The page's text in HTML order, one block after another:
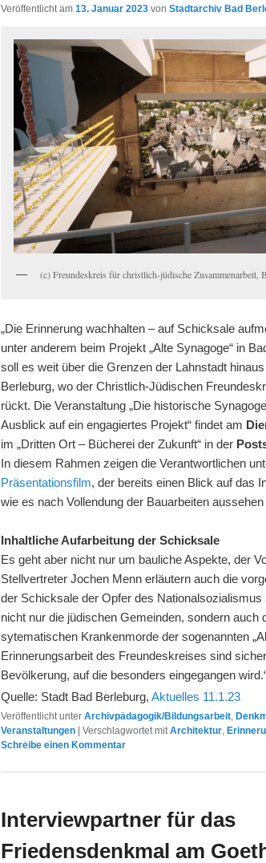
Veröffentlicht am13. Januar 2023 vonStadtarchiv Bad
(c) Freundeskreis für christlich-jüdische Zusammenarbeit,
„Die Erinnerung wachhalten – auf Schicksale
unter anderem beim Projekt „Alte Synagoge“ in
soll es weit über die Grenzen der Lahnstadt
Berleburg, wo der Christlich-Jüdischen
rückt. Die Veranstaltung „Die historische
Ausblick auf ein engagiertes Projekt“ findet am
im „Dritten Ort – Bücherei der Zukunft“ in der
In diesem Rahmen zeigen die Verantwortlichen
Präsentationsfilm, der bereits einen Blick auf das
wie es nach Vollendung der Bauarbeiten aussehen
Inhaltliche Aufarbeitung der Schicksale
Es geht aber nicht nur um bauliche Aspekte, der
Stellvertreter Jochen Menn erläutern auch die
der Schicksale der Opfer des
nicht nur die jüdischen Gemeinden, sondern auch
sytematischen Krankenmorde der sogenannten
Erinnerungsarbeit des Freundeskreises sind
Bevölkerung, auf die besonders eingegangen
Quelle: Stadt Bad Berleburg,Aktuelles 11.1.23
Veröffentlicht unter Archivpädagogik/Bildungsarbeit,
Veranstaltungen |Verschlagwortet mit Architektur,
Schreibe einen Kommentar
Interviewpartner für das
Friedensdenkmal am